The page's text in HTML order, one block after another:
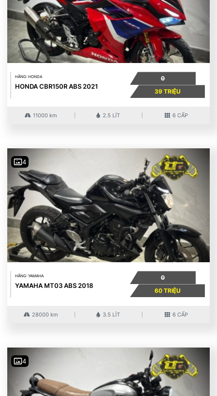
HÃNG: HONDA
HONDA CBR150R ABS 2021
0
39 TRIỆU
11000 km 2.5 LÍT 6 CẤP
4
HÃNG: YAMAHA
YAMAHA MT03 ABS 2018
0
60 TRIỆU
28000 km 3.5 LÍT 6 CẤP
4